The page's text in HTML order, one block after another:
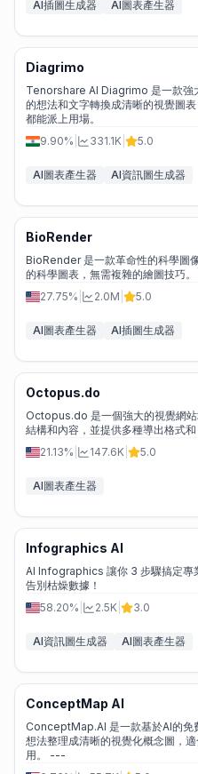
AI插圖生成器 AI圖表產生器
Diagrimo
Tenorshare AI Diagrimo 是一款強
的想法和文字轉換成清晰的視覺圖
都能派上用場。
9.90%
331.1K 5.0
AI圖表產生器 AI資訊圖生成器
BioRender
BioRender 是一款革命性的科學圖
的科學圖表，無需複雜的繪圖技巧。
27.75%
2.0M 5.0
AI圖表產生器 AI插圖生成器
Octopus.do
Octopus.do 是一個強大的視覺網
結構和內容，並提供多種導出格式和
21.13%
147.6K 5.0
AI圖表產生器
Infographics AI
AI Infographics 讓你 3 步驟搞定專
告別枯燥數據！
58.20%
2.5K 3.0
AI資訊圖生成器 AI圖表產生器
ConceptMap AI
ConceptMap.AI 是一款基於AI的免
想法整理成清晰的視覺化概念圖，
用。 ---